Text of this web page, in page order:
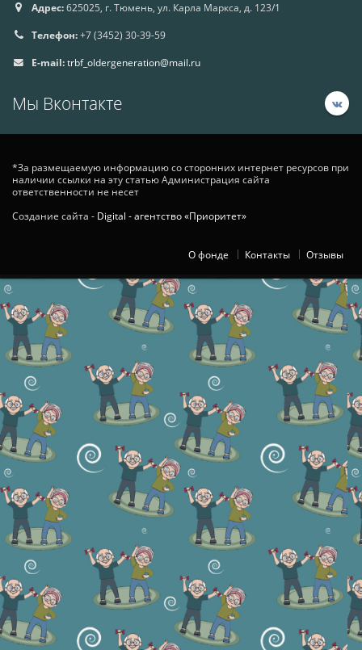
Адрес:625025, г. Тюмень, ул. Карла Маркса, д. 123/1
Телефон:+7 (3452) 30-39-59
E-mail:trbf_oldergeneration@mail.ru
Мы Вконтакте
*За размещаемую информацию со сторонних интернет ресурсов при
наличии ссылки на эту статью Администрация сайта
ответственности не несет
Создание сайта - Digital - агентство «Приоритет»
О фонде Контакты Отзывы